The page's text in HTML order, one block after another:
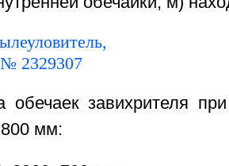
обечаек завихрителя
мм: